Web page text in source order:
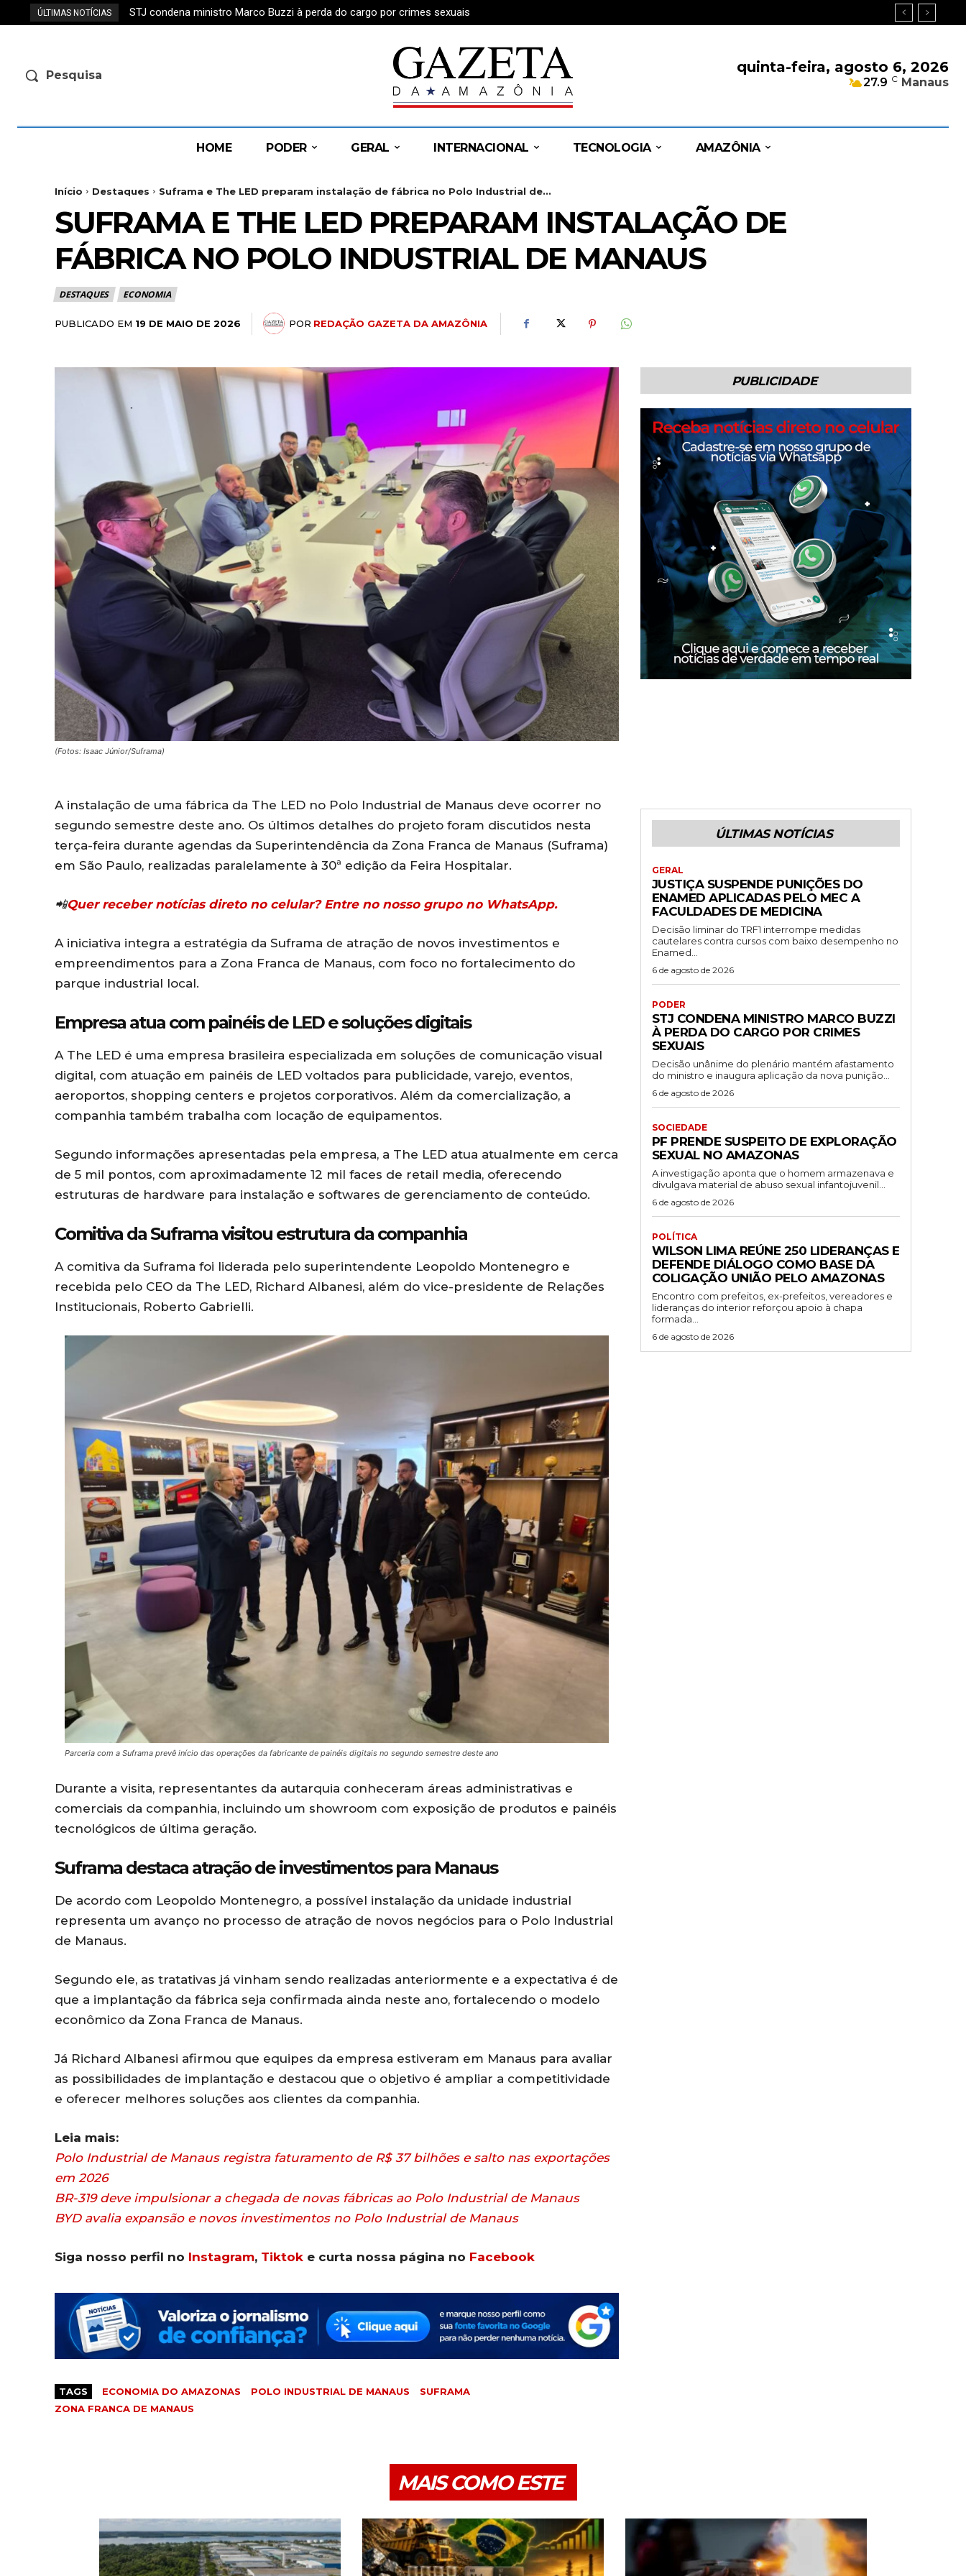
ÚLTIMAS NOTÍCIAS STJ condena ministro Marco Buzzi à perda do cargo por crimes sexuais
Pesquisa quinta-feira, agosto 6, 2026
27.9 C Manaus
HOME PODER GERAL INTERNACIONAL TECNOLOGIA AMAZÔNIA
Início Destaques Suframa e The LED preparam instalação de fábrica no Polo Industrial de...
SUFRAMA E THE LED PREPARAM INSTALAÇÃO DE
FÁBRICA NO POLO INDUSTRIAL DE MANAUS
DESTAQUES ECONOMIA
PUBLICADO EM 19 DE MAIO DE 2026 POR REDAÇÃO GAZETA DA AMAZÔNIA
(Fotos: Isaac Júnior/Suframa)
PUBLICIDADE
A instalação de uma fábrica da The LED no Polo Industrial de Manaus deve ocorrer no
segundo semestre deste ano. Os últimos detalhes do projeto foram discutidos nesta
terça-feira durante agendas da Superintendência da Zona Franca de Manaus (Suframa)
em São Paulo, realizadas paralelamente à 30ª edição da Feira Hospitalar.
📲Quer receber notícias direto no celular? Entre no nosso grupo no WhatsApp.
A iniciativa integra a estratégia da Suframa de atração de novos investimentos e
empreendimentos para a Zona Franca de Manaus, com foco no fortalecimento do
parque industrial local.
Empresa atua com painéis de LED e soluções digitais
A The LED é uma empresa brasileira especializada em soluções de comunicação visual
digital, com atuação em painéis de LED voltados para publicidade, varejo, eventos,
aeroportos, shopping centers e projetos corporativos. Além da comercialização, a
companhia também trabalha com locação de equipamentos.
Segundo informações apresentadas pela empresa, a The LED atua atualmente em cerca
de 5 mil pontos, com aproximadamente 12 mil faces de retail media, oferecendo
estruturas de hardware para instalação e softwares de gerenciamento de conteúdo.
Comitiva da Suframa visitou estrutura da companhia
A comitiva da Suframa foi liderada pelo superintendente Leopoldo Montenegro e
recebida pelo CEO da The LED, Richard Albanesi, além do vice-presidente de Relações
Institucionais, Roberto Gabrielli.
Parceria com a Suframa prevê início das operações da fabricante de painéis digitais no segundo semestre deste ano
Durante a visita, representantes da autarquia conheceram áreas administrativas e
comerciais da companhia, incluindo um showroom com exposição de produtos e painéis
tecnológicos de última geração.
Suframa destaca atração de investimentos para Manaus
De acordo com Leopoldo Montenegro, a possível instalação da unidade industrial
representa um avanço no processo de atração de novos negócios para o Polo Industrial
de Manaus.
Segundo ele, as tratativas já vinham sendo realizadas anteriormente e a expectativa é de
que a implantação da fábrica seja confirmada ainda neste ano, fortalecendo o modelo
econômico da Zona Franca de Manaus.
Já Richard Albanesi afirmou que equipes da empresa estiveram em Manaus para avaliar
as possibilidades de implantação e destacou que o objetivo é ampliar a competitividade
e oferecer melhores soluções aos clientes da companhia.
Leia mais:
Polo Industrial de Manaus registra faturamento de R$ 37 bilhões e salto nas exportações
em 2026
BR-319 deve impulsionar a chegada de novas fábricas ao Polo Industrial de Manaus
BYD avalia expansão e novos investimentos no Polo Industrial de Manaus
Siga nosso perfil no Instagram, Tiktok e curta nossa página no Facebook
TAGS ECONOMIA DO AMAZONAS POLO INDUSTRIAL DE MANAUS
SUFRAMA
ZONA FRANCA DE MANAUS
ÚLTIMAS NOTÍCIAS
GERAL
JUSTIÇA SUSPENDE PUNIÇÕES DO
ENAMED APLICADAS PELO MEC A
FACULDADES DE MEDICINA
Decisão liminar do TRF1 interrompe medidas
cautelares contra cursos com baixo desempenho no
Enamed...
6 de agosto de 2026
PODER
STJ CONDENA MINISTRO MARCO BUZZI
À PERDA DO CARGO POR CRIMES
SEXUAIS
Decisão unânime do plenário mantém afastamento
do ministro e inaugura aplicação da nova punição...
6 de agosto de 2026
SOCIEDADE
PF PRENDE SUSPEITO DE EXPLORAÇÃO
SEXUAL NO AMAZONAS
A investigação aponta que o homem armazenava e
divulgava material de abuso sexual infantojuvenil...
6 de agosto de 2026
POLÍTICA
WILSON LIMA REÚNE 250 LIDERANÇAS E
DEFENDE DIÁLOGO COMO BASE DA
COLIGAÇÃO UNIÃO PELO AMAZONAS
Encontro com prefeitos, ex-prefeitos, vereadores e
lideranças do interior reforçou apoio à chapa
formada...
6 de agosto de 2026
MAIS COMO ESTE